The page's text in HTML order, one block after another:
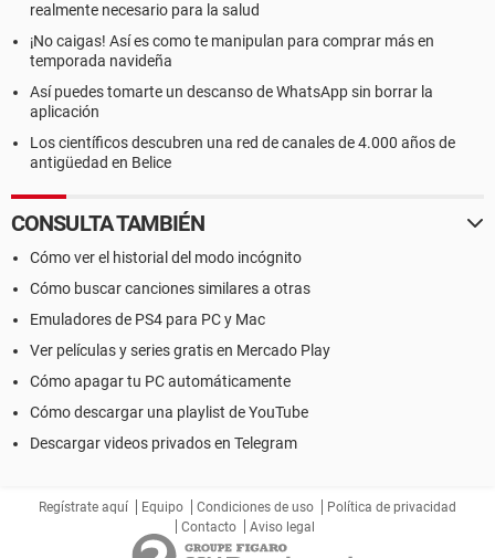
realmente necesario para la salud
¡No caigas! Así es como te manipulan para comprar más en
temporada navideña
Así puedes tomarte un descanso de WhatsApp sin borrar la
aplicación
Los científicos descubren una red de canales de 4.000 años de
antigüedad en Belice
CONSULTA TAMBIÉN
Cómo ver el historial del modo incógnito
Cómo buscar canciones similares a otras
Emuladores de PS4 para PC y Mac
Ver películas y series gratis en Mercado Play
Cómo apagar tu PC automáticamente
Cómo descargar una playlist de YouTube
Descargar videos privados en Telegram
Regístrate aquí Equipo Condiciones de uso
Política de privacidad
Contacto
Aviso legal